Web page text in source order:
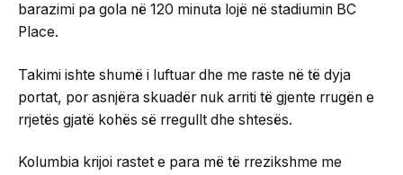
barazimi pa gola në 120 minuta lojë në stadiumin BC
Place.
Takimi ishte shumë i luftuar dhe me raste në të dyja
portat, por asnjëra skuadër nuk arriti të gjente rrugën e
rrjetës gjatë kohës së rregullt dhe shtesës.
Kolumbia krijoi rastet e para më të rrezikshme me